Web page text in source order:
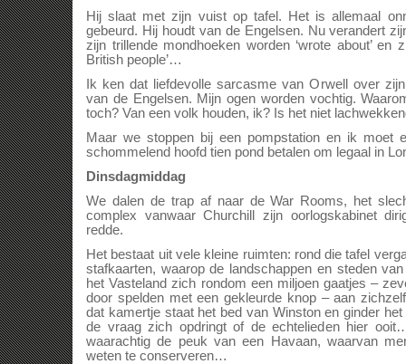
Hij slaat met zijn vuist op tafel. Het is allemaal
gebeurd. Hij houdt van de Engelsen. Nu verandert
zijn trillende mondhoeken worden ‘wrote about’ en
British people’…
Ik ken dat liefdevolle sarcasme van Orwell over
van de Engelsen. Mijn ogen worden vochtig.
toch? Van een volk houden, ik? Is het niet
Maar we stoppen bij een pompstation en ik moet
schommelend hoofd tien pond betalen om legaal in
Dinsdagmiddag
We dalen de trap af naar de War Rooms, het
complex vanwaar Churchill zijn oorlogskabinet
redde.
Het bestaat uit vele kleine ruimten: rond die tafel
stafkaarten, waarop de landschappen en steden
het Vasteland zich rondom een miljoen gaatjes –
door spelden met een gekleurde knop – aan
dat kamertje staat het bed van Winston en ginder
de vraag zich opdringt of de echtelieden hier
waarachtig de peuk van een Havaan, waarvan
weten te conserveren…